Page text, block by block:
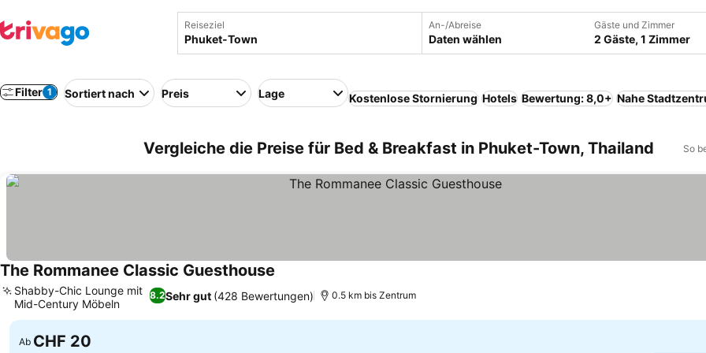
Reiseziel An-/Abreise
Daten wählen
Gäste und Zimmer
2 Gäste, 1 Zimmer
Filter 1 Sortiert nach Preis Lage Kostenlose Stornierung Hotels Bewertung: 8,0+ Nahe
Vergleiche die Preise für Bed & Breakfast in Phuket-Town, Thailand So
The Rommanee Classic Guesthouse
8.2Sehr gut (428 Bewertungen)
Shabby-Chic Lounge mit
Mid-Century Möbeln
0.5 km bis Zentrum
Ab CHF 20